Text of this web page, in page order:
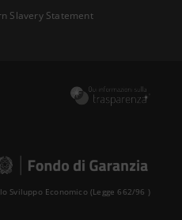
Slavery Statement
Sviluppo Economico (Legge 662/96 )